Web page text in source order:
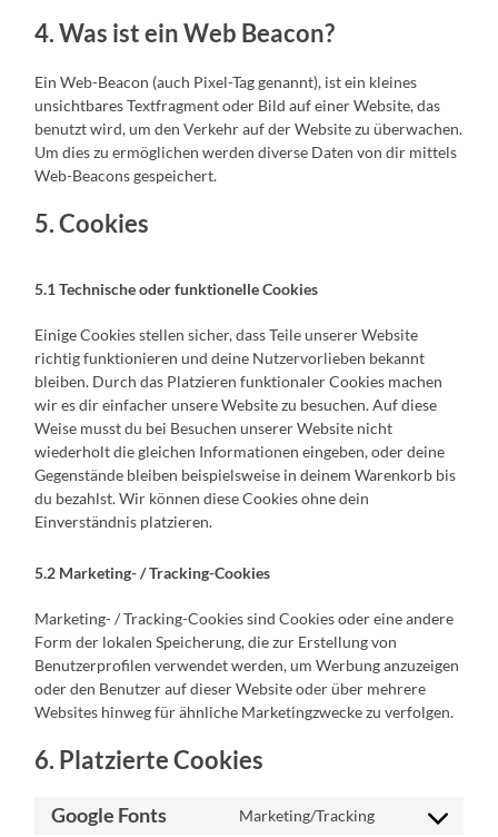
4. Was ist ein Web Beacon?
Ein Web-Beacon (auch Pixel-Tag genannt), ist ein kleines
unsichtbares Textfragment oder Bild auf einer Website, das
benutzt wird, um den Verkehr auf der Website zu überwachen.
Um dies zu ermöglichen werden diverse Daten von dir mittels
Web-Beacons gespeichert.
5. Cookies
5.1 Technische oder funktionelle Cookies
Einige Cookies stellen sicher, dass Teile unserer Website
richtig funktionieren und deine Nutzervorlieben bekannt
bleiben. Durch das Platzieren funktionaler Cookies machen
wir es dir einfacher unsere Website zu besuchen. Auf diese
Weise musst du bei Besuchen unserer Website nicht
wiederholt die gleichen Informationen eingeben, oder deine
Gegenstände bleiben beispielsweise in deinem Warenkorb bis
du bezahlst. Wir können diese Cookies ohne dein
Einverständnis platzieren.
5.2 Marketing- / Tracking-Cookies
Marketing- / Tracking-Cookies sind Cookies oder eine andere
Form der lokalen Speicherung, die zur Erstellung von
Benutzerprofilen verwendet werden, um Werbung anzuzeigen
oder den Benutzer auf dieser Website oder über mehrere
Websites hinweg für ähnliche Marketingzwecke zu verfolgen.
6. Platzierte Cookies
Google Fonts Marketing/Tracking
Consent